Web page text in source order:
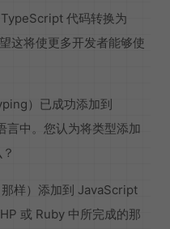
代码转换为
这将使更多开发者能够使
）已成功添加到
言中。您认为将类型添加
样）添加到 JavaScript
或 Ruby 中所完成的那